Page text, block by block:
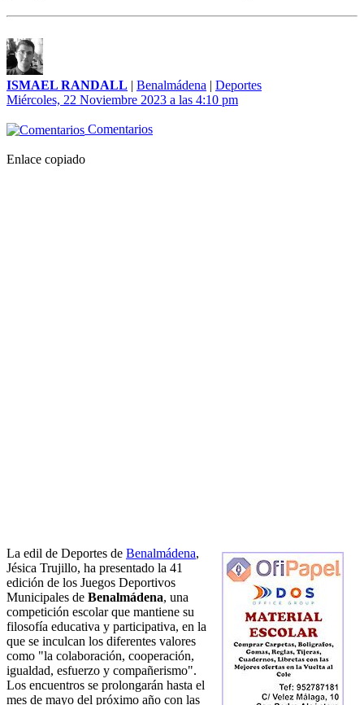
ISMAEL RANDALL | Benalmádena | Deportes
Miércoles, 22 Noviembre 2023 a las 4:10 pm
Comentarios
Enlace copiado
La edil de Deportes de Benalmádena,
Jésica Trujillo, ha presentado la 41
edición de los Juegos Deportivos
Municipales de Benalmádena, una
competición escolar que mantiene su
filosofía educativa y participativa, en la
que se inculcan los diferentes valores
como "la colaboración, cooperación,
igualdad, esfuerzo y compañerismo".
Los encuentros se prolongarán hasta el
mes de mayo del próximo año con las